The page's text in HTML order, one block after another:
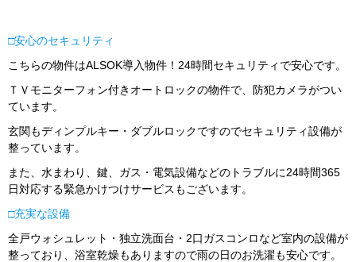
□安心のセキュリティ
こちらの物件はALSOK導入物件！24時間セキュリティで安心です。
ＴＶモニターフォン付きオートロックの物件で、防犯カメラがつい
ています。
玄関もディンプルキー・ダブルロックですのでセキュリティ設備が
整っています。
また、水まわり、鍵、ガス・電気設備などのトラブルに24時間365
日対応する緊急かけつけサービスもございます。
□充実な設備
全戸ウォシュレット・独立洗面台・2口ガスコンロなど室内の設備が
整っており、浴室乾燥もありますので雨の日のお洗濯も安心です。